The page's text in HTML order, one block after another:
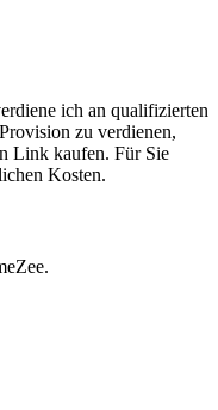
ich an qualifizierten
zu verdienen,
Link kaufen. Für Sie
Kosten.